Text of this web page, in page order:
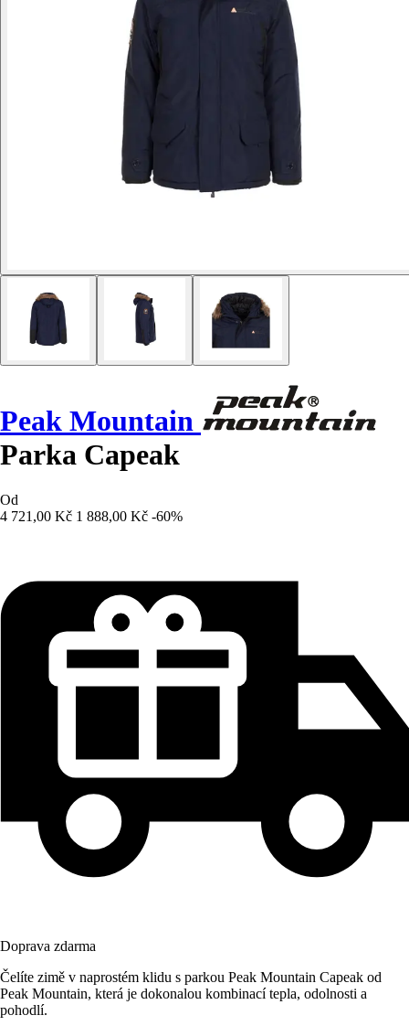
Peak Mountain
Parka Capeak
Od
4 721,00 Kč 1 888,00 Kč -60%
Doprava zdarma
Čelíte zimě v naprostém klidu s parkou Peak Mountain Capeak od
Peak Mountain, která je dokonalou kombinací tepla, odolnosti a
pohodlí.